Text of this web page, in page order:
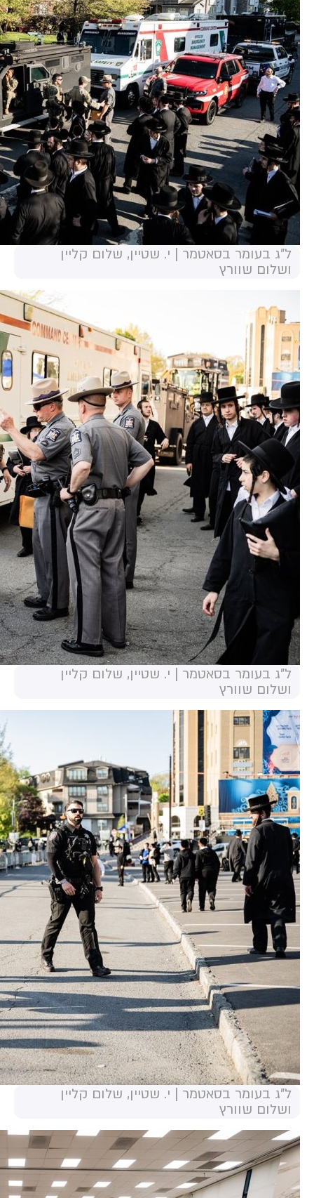
ל"ג בעומר בסאטמר | י. שטיין, שלום קליין
ושלום שוורץ
ל"ג בעומר בסאטמר | י. שטיין, שלום קליין
ושלום שוורץ
ל"ג בעומר בסאטמר | י. שטיין, שלום קליין
ושלום שוורץ